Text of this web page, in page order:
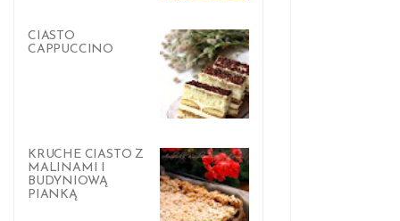
CIASTO
CAPPUCCINO
KRUCHE CIASTO Z
MALINAMI I
BUDYNIOWĄ
PIANKĄ